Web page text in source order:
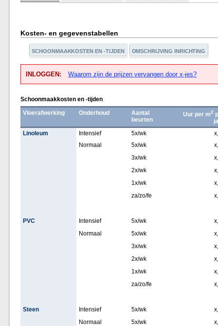
Kosten- en gegevenstabellen
SCHOONMAAKKOSTEN EN -TIJDEN OMSCHRIJVING INRICHTING
INLOGGEN: Waarom zijn de prijzen vervangen door x-jes?
Schoonmaakkosten en -tijden
Vloerafwerking
Onderhoud
Aantal
beurten
Uur per m2
Linoleum
Intensief 5x/wk
Normaal
5x/wk
3x/wk
2x/wk
1x/wk
za/zo/fe
PVC Intensief 5x/wk
Normaal
5x/wk
3x/wk
2x/wk
1x/wk
za/zo/fe
Steen Intensief 5x/wk
Normaal
5x/wk